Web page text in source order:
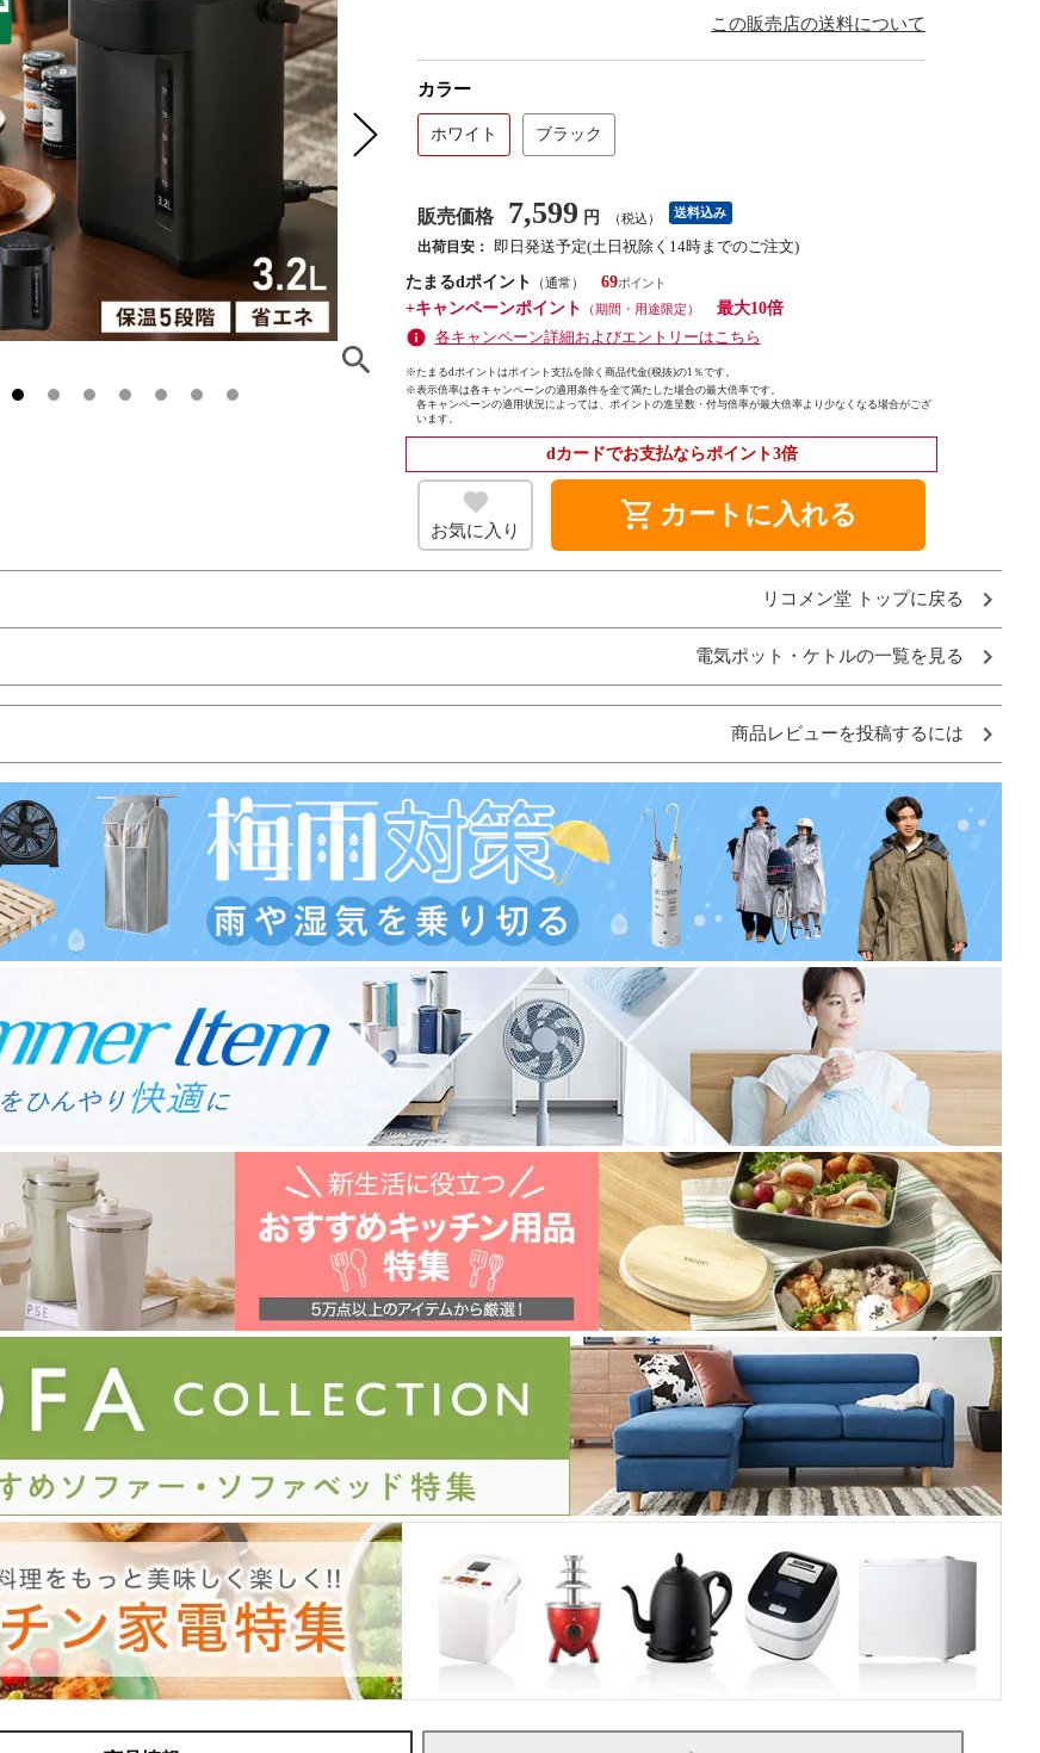
この販売店の送料について
カラー
ホワイト ブラック
販売価格 7,599 円 （税込） 送料込み
出荷目安：
即日発送予定(土日祝除く14時までのご注文)
たまるdポイント
（通常）
69
+キャンペーンポイント
（期間・用途限定）
最大10倍
各キャンペーン詳細およびエントリーはこちら
※たまるdポイントはポイント支払を除く商品代金(税抜)の1％です。
※表示倍率は各キャンペーンの適用条件を全て満たした場合の最大倍率です。
各キャンペーンの適用状況によっては、ポイントの進呈数・付与倍率が最大倍率より少なくなる場合がござ
います。
dカードでお支払ならポイント3倍
お気に入り shopping_cart カートに入れる
リコメン堂 トップに戻る
電気ポット・ケトルの一覧を見る
商品レビューを投稿するには